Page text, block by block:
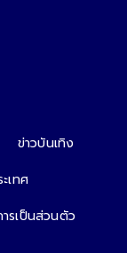
ข่าวบันเทิง
เทศ
รเป็นส่วนตัว